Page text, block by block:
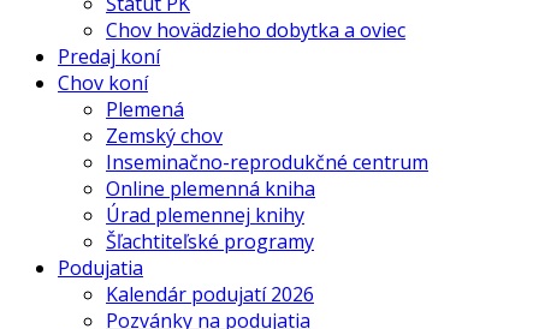
Chov hovädzieho dobytka a oviec
Predaj koní
Chov koní
Plemená
Zemský chov
Inseminačno-reprodukčné centrum
Online plemenná kniha
Úrad plemennej knihy
Šľachtiteľské programy
Podujatia
Kalendár podujatí 2026
Pozvánky na podujatia